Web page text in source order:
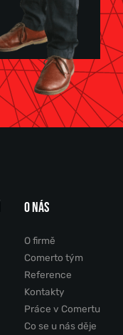
O NÁS
O firmě
Comerto tým
Reference
Kontakty
Práce v Comertu
Co se u nás děje